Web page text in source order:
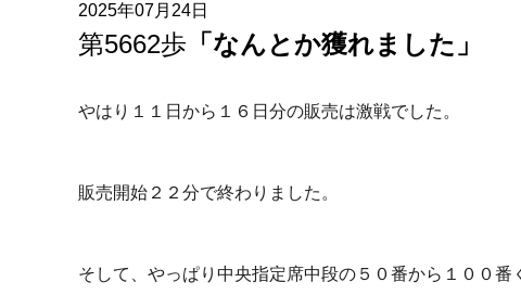
2025年07月24日
第5662歩 「なんとか獲れました」
やはり１１日から１６日分の販売は激戦でした。
販売開始２２分で終わりました。
そして、やっぱり中央指定席中段の５０番から１００番